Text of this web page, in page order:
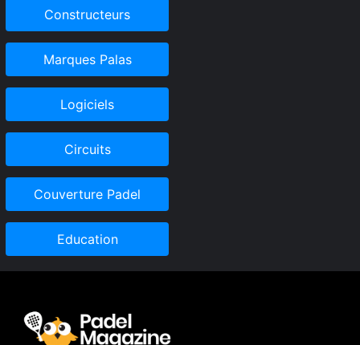
Constructeurs
Marques Palas
Logiciels
Circuits
Couverture Padel
Education